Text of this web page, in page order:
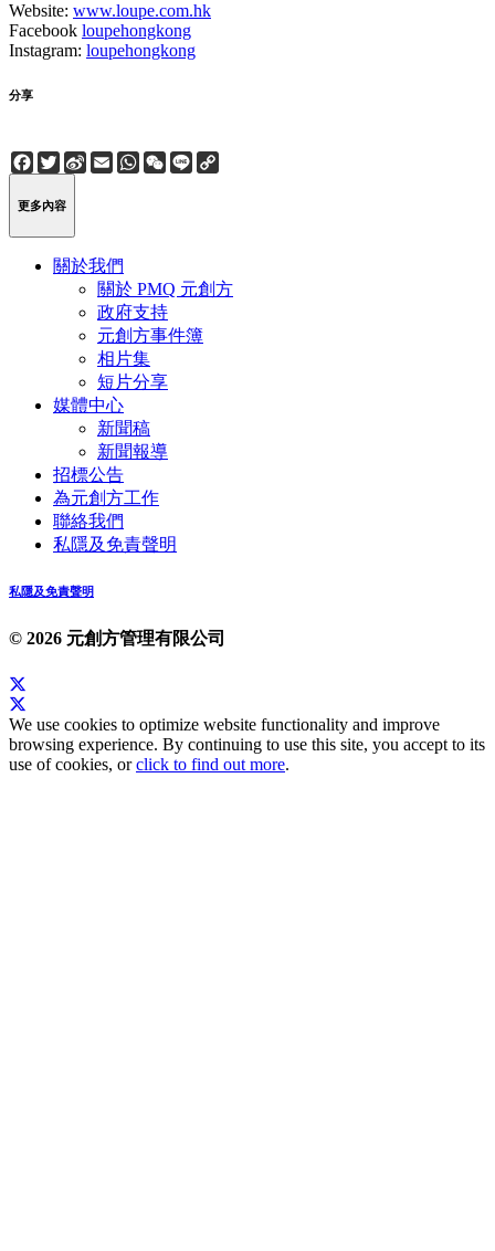
Website: www.loupe.com.hk
Facebook loupehongkong
Instagram: loupehongkong
分享
Facebook
Twitter
Sina
Weibo
EmailWhatsApp
WeChat
Line
更多內容
關於我們
關於 PMQ 元創方
政府支持
元創方事件簿
相片集
短片分享
媒體中心
新聞稿
新聞報導
招標公告
為元創方工作
聯絡我們
私隱及免責聲明
私隱及免責聲明
© 2026 元創方管理有限公司
We use cookies to optimize website functionality and improve
browsing experience. By continuing to use this site, you accept to its
use of cookies, orclick to find out more.